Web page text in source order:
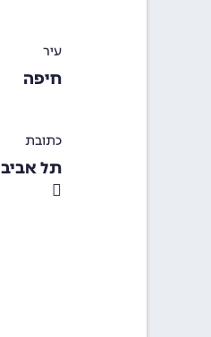
עיר
חיפה
כתובת
תל אביב 3 חיפה 35416